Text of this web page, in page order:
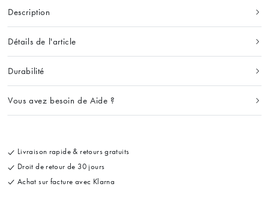
Description
Détails de l'article
Durabilité
Vous avez besoin de Aide ?
Livraison rapide & retours gratuits
Droit de retour de 30 jours
Achat sur facture avec Klarna